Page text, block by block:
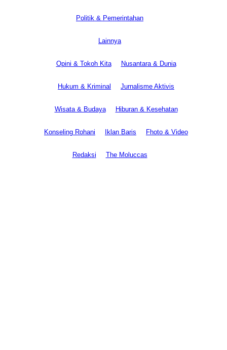
Politik & Pemerintahan
Lainnya
Opini & Tokoh Kita Nusantara & Dunia
Hukum & Kriminal Jurnalisme Aktivis
Wisata & Budaya Hiburan & Kesehatan
Konseling Rohani Iklan Baris Fhoto & Video
Redaksi The Moluccas